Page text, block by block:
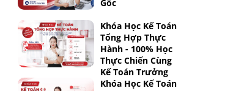
Gốc
Khóa Học Kế Toán
Tổng Hợp Thực
Hành - 100% Học
Thực Chiến Cùng
Kế Toán Trưởng
Khóa Học Kế Toán